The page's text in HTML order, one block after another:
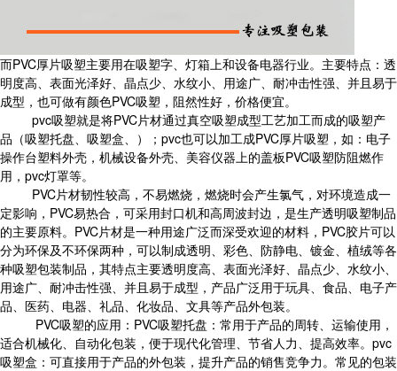
而PVC厚片吸塑主要用在吸塑字、灯箱上和设备电器行业。主要特点：透
明度高、表面光泽好、晶点少、水纹小、用途广、耐冲击性强、并且易于
成型，也可做有颜色PVC吸塑，阻然性好，价格便宜。
pvc吸塑就是将PVC片材通过真空吸塑成型工艺加工而成的吸塑产
品（吸塑托盘、吸塑盒、）；pvc也可以加工成PVC厚片吸塑，如：电子
操作台塑料外壳，机械设备外壳、美容仪器上的盖板PVC吸塑防阻燃作
用，pvc灯罩等。
PVC片材韧性较高，不易燃烧，燃烧时会产生氯气，对环境造成一
定影响，PVC易热合，可采用封口机和高周波封边，是生产透明吸塑制品
的主要原料。PVC片材是一种用途广泛而深受欢迎的材料，PVC胶片可以
分为环保及不环保两种，可以制成透明、彩色、防静电、镀金、植绒等各
种吸塑包装制品，其特点主要透明度高、表面光泽好、晶点少、水纹小、
用途广、耐冲击性强、并且易于成型，产品广泛用于玩具、食品、电子产
品、医药、电器、礼品、化妆品、文具等产品外包装。
PVC吸塑的应用：PVC吸塑托盘：常用于产品的周转、运输使用，
适合机械化、自动化包装，便于现代化管理、节省人力、提高效率。pvc
吸塑盒：可直接用于产品的外包装，提升产品的销售竞争力。常见的包装